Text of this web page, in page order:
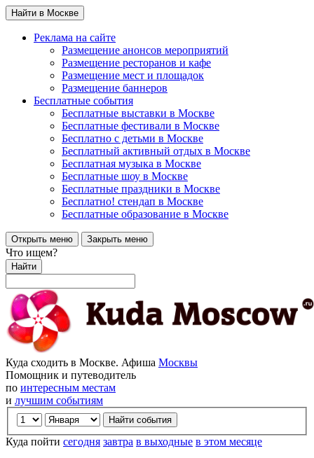
Найти в Москве
Реклама на сайте
Размещение анонсов мероприятий
Размещение ресторанов и кафе
Размещение мест и площадок
Размещение баннеров
Бесплатные события
Бесплатные выставки в Москве
Бесплатные фестивали в Москве
Бесплатно с детьми в Москве
Бесплатный активный отдых в Москве
Бесплатная музыка в Москве
Бесплатные шоу в Москве
Бесплатные праздники в Москве
Бесплатно! стендап в Москве
Бесплатные образование в Москве
Открыть меню Закрыть меню
Что ищем?
Найти
Куда сходить в Москве. Афиша Москвы
Помощник и путеводитель
по интересным местам
и лучшим событиям
Куда пойти сегодня завтра в выходные в этом месяце